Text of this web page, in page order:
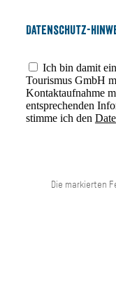
Datenschutz-
Ich bin damit
Tourismus GmbH
Kontaktaufnahme
entsprechenden
stimme ich den
Die markierten